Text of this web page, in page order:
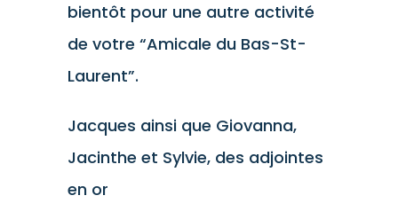
bientôt pour une autre activité
de votre “Amicale du Bas-St-
Laurent”.
Jacques ainsi que Giovanna,
Jacinthe et Sylvie, des adjointes
en or